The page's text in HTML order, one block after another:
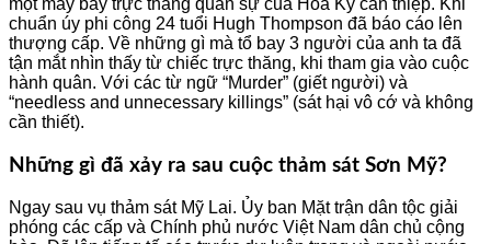
một máy bay trực thăng quân sự của Hoa Kỳ can thiệp. Khi
chuẩn úy phi công 24 tuổi Hugh Thompson đã báo cáo lên
thượng cấp. Về những gì mà tổ bay 3 người của anh ta đã
tận mắt nhìn thấy từ chiếc trực thăng, khi tham gia vào cuộc
hành quân. Với các từ ngữ “Murder” (giết người) và
“needless and unnecessary killings” (sát hại vô cớ và không
cần thiết).
Những gì đã xảy ra sau cuộc thảm sát Sơn Mỹ?
Ngay sau vụ thảm sát Mỹ Lai. Ủy ban Mặt trận dân tộc giải
phóng các cấp và Chính phủ nước Việt Nam dân chủ cộng